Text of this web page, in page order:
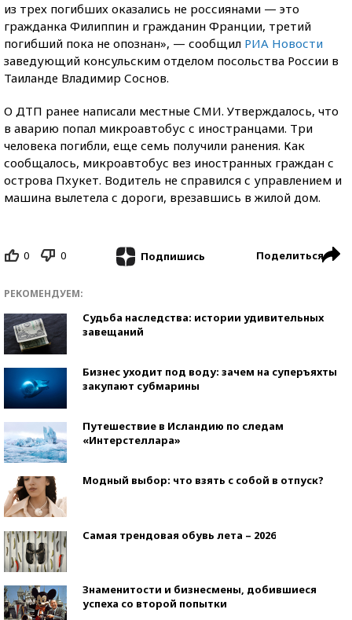
из трех погибших оказались не россиянами — это
гражданка Филиппин и гражданин Франции, третий
погибший пока не опознан», — сообщил РИА Новости
заведующий консульским отделом посольства России в
Таиланде Владимир Соснов.
О ДТП ранее написали местные СМИ. Утверждалось, что
в аварию попал микроавтобус с иностранцами. Три
человека погибли, еще семь получили ранения. Как
сообщалось, микроавтобус вез иностранных граждан с
острова Пхукет. Водитель не справился с управлением и
машина вылетела с дороги, врезавшись в жилой дом.
0 0 Подпишись Поделиться
РЕКОМЕНДУЕМ:
Судьба наследства: истории удивительных
завещаний
Бизнес уходит под воду: зачем на суперъяхты
закупают субмарины
Путешествие в Исландию по следам
«Интерстеллара»
Модный выбор: что взять с собой в отпуск?
Самая трендовая обувь лета – 2026
Знаменитости и бизнесмены, добившиеся
успеха со второй попытки